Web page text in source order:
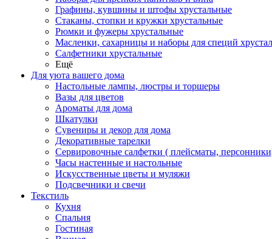
Графины, кувшины и штофы хрустальные
Стаканы, стопки и кружки хрустальные
Рюмки и фужеры хрустальные
Масленки, сахарницы и наборы для специй
Салфетники хрустальные
Ещё
Для уюта вашего дома
Настольные лампы, люстры и торшеры
Вазы для цветов
Ароматы для дома
Шкатулки
Сувениры и декор для дома
Декоративные тарелки
Сервировочные салфетки ( плейсматы,
Часы настенные и настольные
Искусственные цветы и муляжи
Подсвечники и свечи
Текстиль
Кухня
Спальня
Гостиная